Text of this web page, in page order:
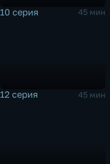
10 серия 45 мин
12 серия 45 мин